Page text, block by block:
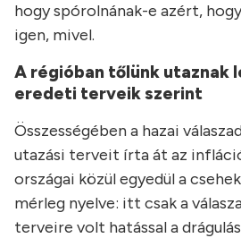
hogy spórolnának-e azért,
igen, mivel.
A régióban tőlünk utaznak
eredeti terveik szerint
Összességében a hazai
utazási terveit írta át az
országai közül egyedül a
mérleg nyelve: itt csak a
terveire volt hatással a